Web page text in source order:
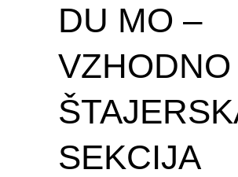
DU MO –
VZHODNO
SEKCIJA